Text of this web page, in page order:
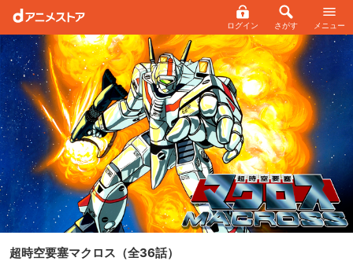
ログイン さがす メニュー
超時空要塞マクロス （全36話）